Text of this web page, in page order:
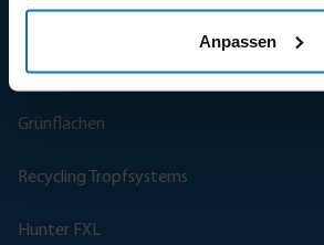
Anpassen
Frostschutz
Sportanlagen
Grünflächen
Recycling Tropfsystems
Hunter FXL